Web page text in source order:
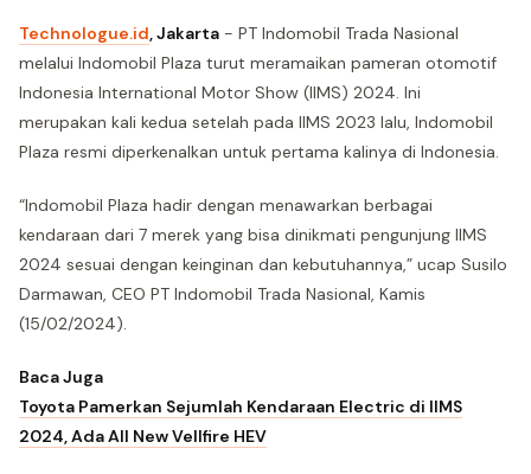
Technologue.id, Jakarta - PT Indomobil Trada Nasional
melalui Indomobil Plaza turut meramaikan pameran otomotif
Indonesia International Motor Show (IIMS) 2024. Ini
merupakan kali kedua setelah pada IIMS 2023 lalu, Indomobil
Plaza resmi diperkenalkan untuk pertama kalinya di Indonesia.
“Indomobil Plaza hadir dengan menawarkan berbagai
kendaraan dari 7 merek yang bisa dinikmati pengunjung IIMS
2024 sesuai dengan keinginan dan kebutuhannya,” ucap Susilo
Darmawan, CEO PT Indomobil Trada Nasional, Kamis
(15/02/2024).
Baca Juga
Toyota Pamerkan Sejumlah Kendaraan Electric di IIMS
2024, Ada All New Vellfire HEV